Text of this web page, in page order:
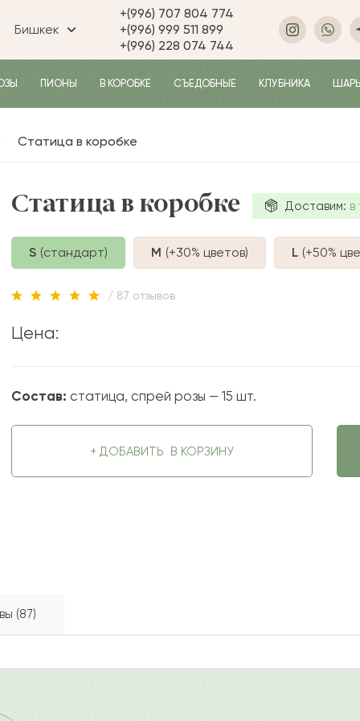
Бишкек
+(996) 707 804 774
+(996) 999 511 899
+(996) 228 074 744
ПИОНЫ В КОРОБКЕ СЪЕДОБНЫЕ КЛУБНИКА
Статица в коробке
Статица в коробке Доставим: в
S (стандарт) M (+30% цветов) L (+50%
/ 87 отзывов
Цена:
Состав: статица, спрей розы — 15 шт.
+ ДОБАВИТЬ В КОРЗИНУ
(87)
в коробке придает композиции изысканности. Можно